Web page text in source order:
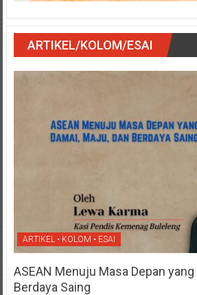
ARTIKEL/KOLOM/ESAI
ARTIKEL • KOLOM • ESAI
ASEAN Menuju Masa Depan yang
Berdaya Saing